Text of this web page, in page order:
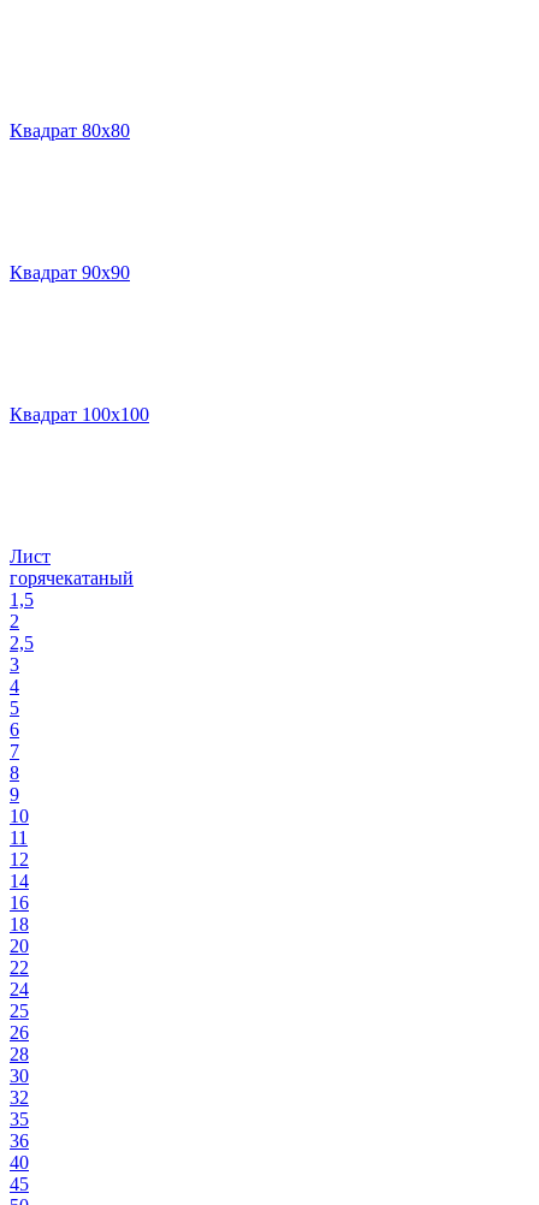
Квадрат 80х80
Квадрат 90х90
Квадрат 100х100
Лист
горячекатаный
1,5
2
2,5
3
4
5
6
7
8
9
10
11
12
14
16
18
20
22
24
25
26
28
30
32
35
36
40
45